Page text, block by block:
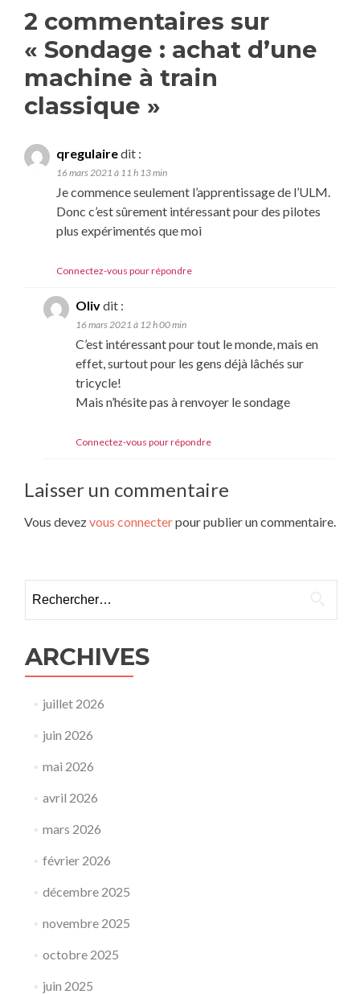
2 commentaires sur
« Sondage : achat d’une
machine à train
classique »
qregulairedit :
16 mars 2021 à 11 h 13 min
Je commence seulement l’apprentissage de l’ULM.
Donc c’est sûrement intéressant pour des pilotes
plus expérimentés que moi
Connectez-vous pour répondre
Olivdit :
16 mars 2021 à 12 h 00 min
C’est intéressant pour tout le monde, mais en
effet, surtout pour les gens déjà lâchés sur
tricycle!
Mais n’hésite pas à renvoyer le sondage
Connectez-vous pour répondre
Laisser un commentaire
Vous devezvous connecterpour publier un commentaire.
ARCHIVES
juillet 2026
juin 2026
mai 2026
avril 2026
mars 2026
février 2026
décembre 2025
novembre 2025
octobre 2025
juin 2025